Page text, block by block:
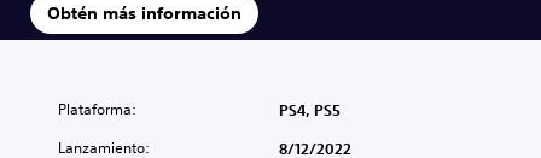
Obtén más información
Plataforma: PS4, PS5
Lanzamiento: 8/12/2022